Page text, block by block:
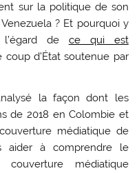
sur la politique de son
? Et pourquoi y
de ce qui est
d’État soutenue par
la façon dont les
de 2018 en Colombie et
médiatique de
aider à comprendre le
médiatique